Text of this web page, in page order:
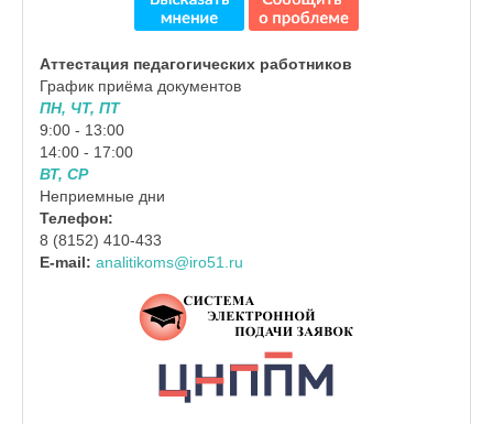
Аттестация педагогических работников
График приёма документов
ПН, ЧТ, ПТ
9:00 - 13:00
14:00 - 17:00
ВТ, СР
Неприемные дни
Телефон:
8 (8152) 410-433
E-mail: analitikoms@iro51.ru